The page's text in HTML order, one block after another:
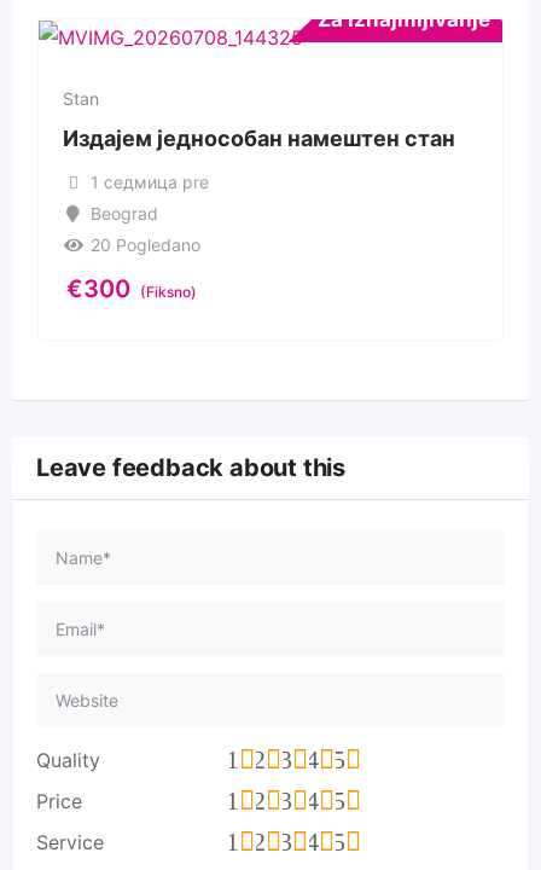
Za Iznajmljivanje
Stan
Издајем једнособан намештен стан
1 седмица pre
Beograd
20 Pogledano
€300 (Fiksno)
Leave feedback about this
Quality 5
4
3
2
1
Price 5
4
3
2
1
Service 5
4
3
2
1